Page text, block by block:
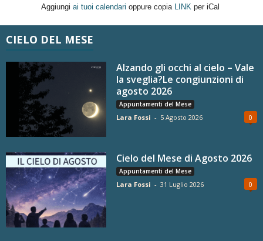
Aggiungi ai tuoi calendari oppure copia LINK per iCal
CIELO DEL MESE
Alzando gli occhi al cielo – Vale
la sveglia?Le congiunzioni di
agosto 2026
Appuntamenti del Mese
Lara Fossi - 5 Agosto 2026 0
Cielo del Mese di Agosto 2026
Appuntamenti del Mese
Lara Fossi - 31 Luglio 2026 0